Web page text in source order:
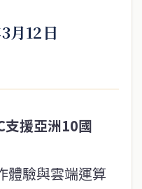
月12日
支援亞洲10國
體驗與雲端運算